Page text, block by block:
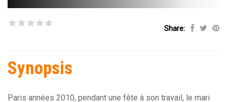
Share:
Synopsis
Paris années 2010, pendant une fête à son travail, le mari